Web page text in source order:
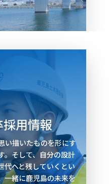
用情報
い描いたものを形にす
。そして、自分の設計
代へと残していくとい
一緒に鹿児島の未来を